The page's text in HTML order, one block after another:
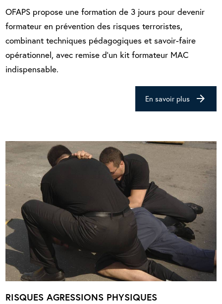
OFAPS propose une formation de 3 jours pour devenir
formateur en prévention des risques terroristes,
combinant techniques pédagogiques et savoir-faire
opérationnel, avec remise d’un kit formateur MAC
indispensable.
En savoir plus arrow_forward
RISQUES AGRESSIONS PHYSIQUES